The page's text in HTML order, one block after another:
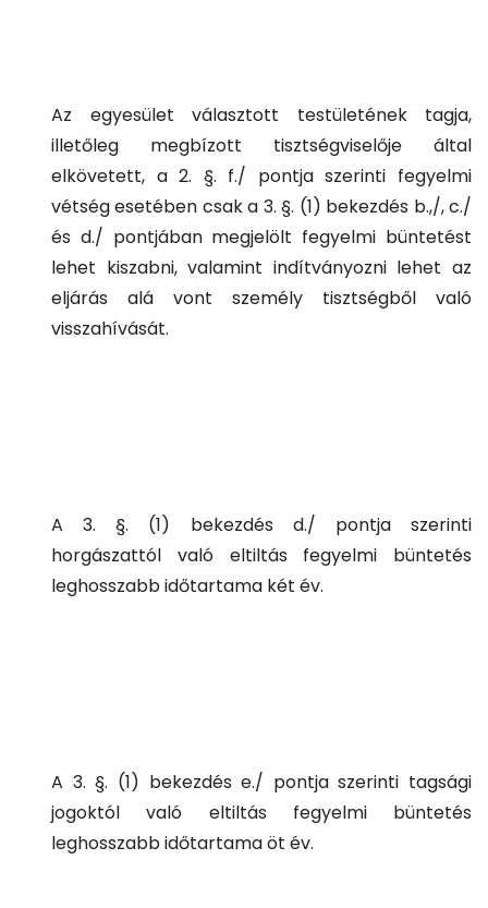
Az egyesület választott testületének tagja,
illetőleg megbízott tisztségviselője által
elkövetett, a 2. §. f./ pontja szerinti fegyelmi
vétség esetében csak a 3. §. (1) bekezdés b.,/, c./
és d./ pontjában megjelölt fegyelmi büntetést
lehet kiszabni, valamint indítványozni lehet az
eljárás alá vont személy tisztségből való
visszahívását.
A 3. §. (1) bekezdés d./ pontja szerinti
horgászattól való eltiltás fegyelmi büntetés
leghosszabb időtartama két év.
A 3. §. (1) bekezdés e./ pontja szerinti tagsági
jogoktól való eltiltás fegyelmi büntetés
leghosszabb időtartama öt év.